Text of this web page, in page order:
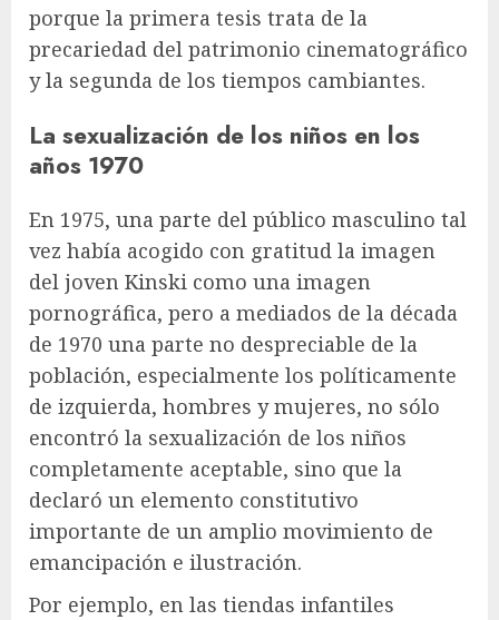
porque la primera tesis trata de la
precariedad del patrimonio cinematográfico
y la segunda de los tiempos cambiantes.
La sexualización de los niños en los
años 1970
En 1975, una parte del público masculino tal
vez había acogido con gratitud la imagen
del joven Kinski como una imagen
pornográfica, pero a mediados de la década
de 1970 una parte no despreciable de la
población, especialmente los políticamente
de izquierda, hombres y mujeres, no sólo
encontró la sexualización de los niños
completamente aceptable, sino que la
declaró un elemento constitutivo
importante de un amplio movimiento de
emancipación e ilustración.
Por ejemplo, en las tiendas infantiles